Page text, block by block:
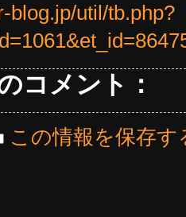
blog.jp/util/tb.php?
コメント：
この情報を保存す